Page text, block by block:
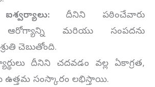
దీనిని పఠించేవారు
ఆరోగ్యాన్ని మరియు సంపదను
చెబుతోంది.
దీనిని చదవడం వల్ల ఏకాగ్రత,
ఉత్తమ సంస్కారం లభిస్తాయి.